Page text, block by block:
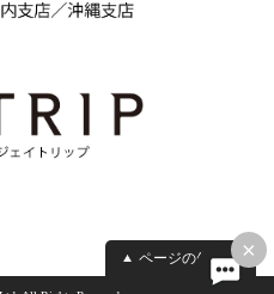
×
ページの先頭へ